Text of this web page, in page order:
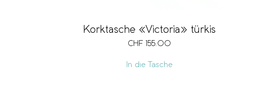
Korktasche «Victoria» türkis
CHF 155.00
In die Tasche